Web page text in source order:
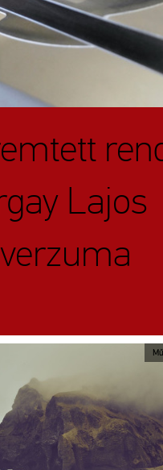
Lajos